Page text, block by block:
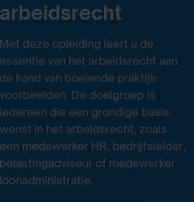
arbeidsrecht
Met deze opleiding leert u de
essentie van het arbeidsrecht aan
de hand van boeiende praktijk-
voorbeelden. De doelgroep is
iedereen die een grondige basis
wenst in het arbeidsrecht, zoals
een medewerker HR, bedrijfsleider,
belastingadviseur of medewerker
loonadministratie.